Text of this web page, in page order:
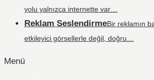
yolu yalnızca internette var…
Reklam SeslendirmeBir reklamın
etkileyici görsellerle değil, doğru…
Menü